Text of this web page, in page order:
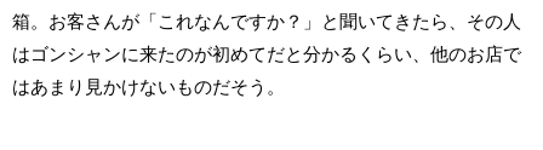
箱。お客さんが「これなんですか？」と聞いてきたら、その人
はゴンシャンに来たのが初めてだと分かるくらい、他のお店で
はあまり見かけないものだそう。